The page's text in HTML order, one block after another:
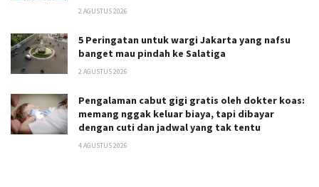
2 AGUSTUS 2026
5 Peringatan untuk wargi Jakarta yang nafsu
banget mau pindah ke Salatiga
2 AGUSTUS 2026
Pengalaman cabut gigi gratis oleh dokter koas:
memang nggak keluar biaya, tapi dibayar
dengan cuti dan jadwal yang tak tentu
4 AGUSTUS 2026